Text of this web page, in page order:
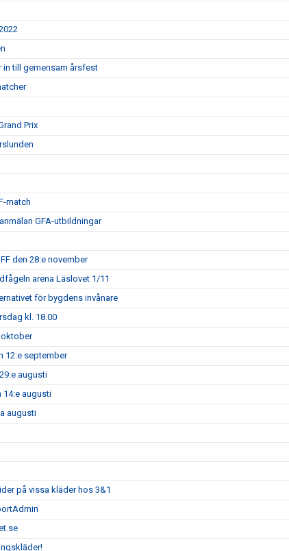
in till gemensam årsfest
Prix
match
GFA-utbildningar
den 28:e november
arena Läslovet 1/11
för bygdens invånare
kl. 18.00
oktober
12:e september
augusti
14:e augusti
augusti
på vissa kläder hos 3&1